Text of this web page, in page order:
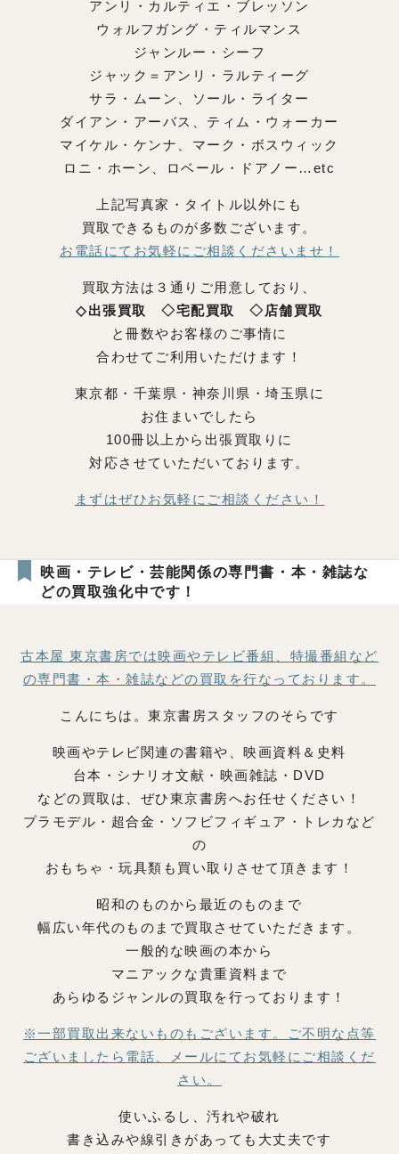
アンリ・カルティエ・ブレッソン
ウォルフガング・ティルマンス
ジャンルー・シーフ
ジャック＝アンリ・ラルティーグ
サラ・ムーン、ソール・ライター
ダイアン・アーバス、ティム・ウォーカー
マイケル・ケンナ、マーク・ボスウィック
ロニ・ホーン、ロベール・ドアノー…etc
上記写真家・タイトル以外にも
買取できるものが多数ございます。
お電話にてお気軽にご相談くださいませ！
買取方法は３通りご用意しており、
◇出張買取 ◇宅配買取 ◇店舗買取
と冊数やお客様のご事情に
合わせてご利用いただけます！
東京都・千葉県・神奈川県・埼玉県に
お住まいでしたら
100冊以上から出張買取りに
対応させていただいております。
まずはぜひお気軽にご相談ください！
映画・テレビ・芸能関係の専門書・本・雑誌な
どの買取強化中です！
古本屋 東京書房では映画やテレビ番組、特撮番組など
の専門書・本・雑誌などの買取を行なっております。
こんにちは。東京書房スタッフのそらです
映画やテレビ関連の書籍や、映画資料＆史料
台本・シナリオ文献・映画雑誌・DVD
などの買取は、ぜひ東京書房へお任せください！
プラモデル・超合金・ソフビフィギュア・トレカなど
の
おもちゃ・玩具類も買い取りさせて頂きます！
昭和のものから最近のものまで
幅広い年代のものまで買取させていただきます。
一般的な映画の本から
マニアックな貴重資料まで
あらゆるジャンルの買取を行っております！
※一部買取出来ないものもございます。
ご不明な点等
ございましたら電話、メールにてお気軽にご相談くだ
さい。
使いふるし、汚れや破れ
書き込みや線引きがあっても大丈夫です